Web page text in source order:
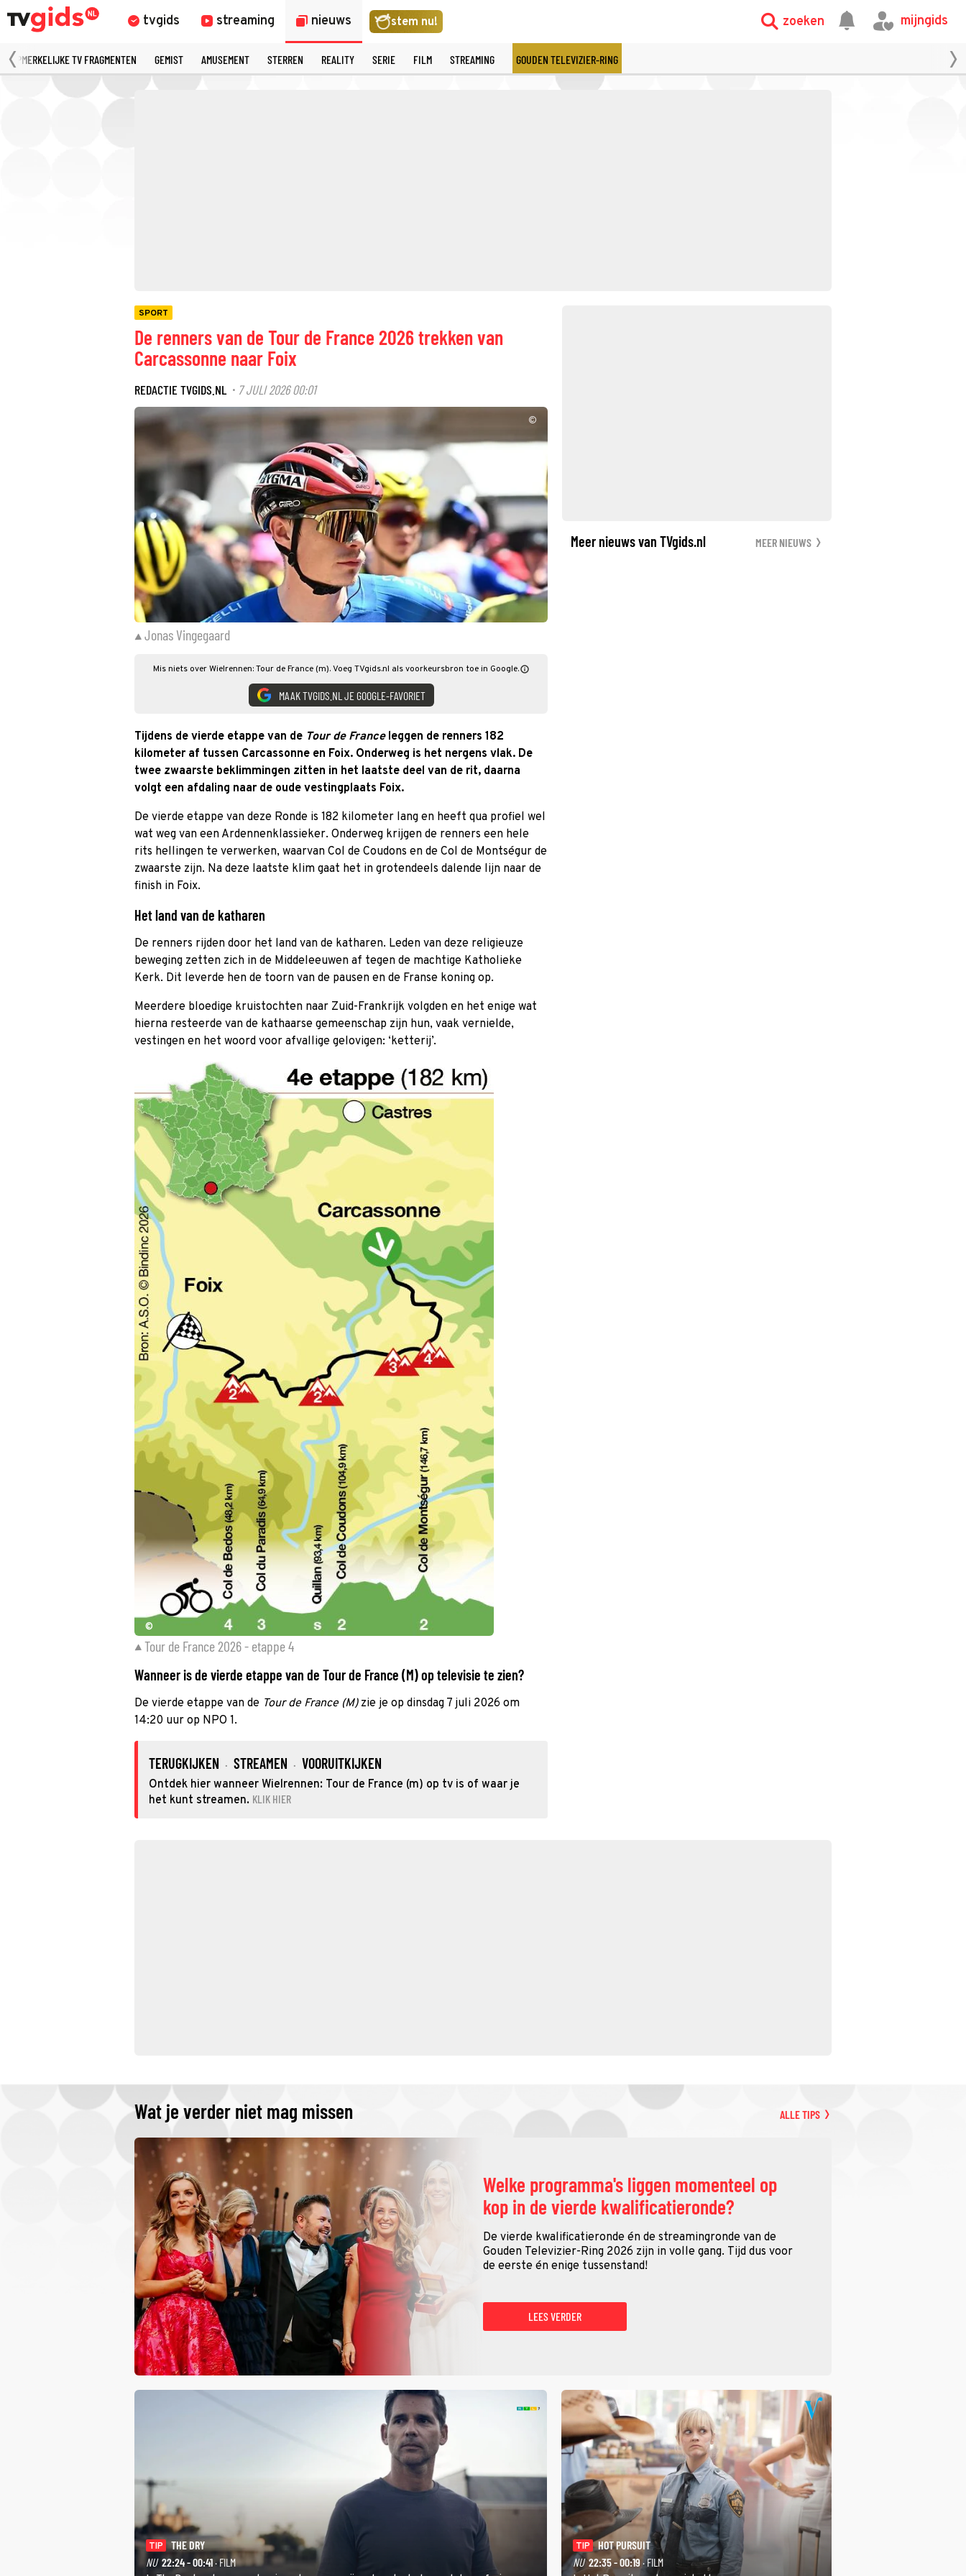
tvgids streaming nieuws stem nu! zoeken mijngids
OPMERKELIJKE TV FRAGMENTEN GEMIST AMUSEMENT STERREN REALITY SERIE FILM STREAMING GOUDEN TELEVIZIER-RING
SPORT
De renners van de Tour de France 2026 trekken van
Carcassonne naar Foix
REDACTIE TVGIDS.NL· 7 JULI 2026 00:01
©
Jonas Vingegaard
Mis niets over Wielrennen: Tour de France (m). Voeg TVgids.nl als voorkeursbron toe in Google.
MAAK TVGIDS.NL JE GOOGLE-FAVORIET
Tijdens de vierde etappe van de Tour de Franceleggen de renners 182
kilometer af tussen Carcassonne en Foix. Onderweg is het nergens vlak. De
twee zwaarste beklimmingen zitten in het laatste deel van de rit, daarna
volgt een afdaling naar de oude vestingplaats Foix.
De vierde etappe van deze Ronde is 182 kilometer lang en heeft qua profiel wel
wat weg van een Ardennenklassieker. Onderweg krijgen de renners een hele
rits hellingen te verwerken, waarvan Col de Coudons en de Col de Montségur de
zwaarste zijn. Na deze laatste klim gaat het in grotendeels dalende lijn naar de
finish in Foix.
Het land van de katharen
De renners rijden door het land van de katharen. Leden van deze religieuze
beweging zetten zich in de Middeleeuwen af tegen de machtige Katholieke
Kerk. Dit leverde hen de toorn van de pausen en de Franse koning op.
Meerdere bloedige kruistochten naar Zuid-Frankrijk volgden en het enige wat
hierna resteerde van de kathaarse gemeenschap zijn hun, vaak vernielde,
vestingen en het woord voor afvallige gelovigen: ‘ketterij’.
©
Tour de France 2026 - etappe 4
Wanneer is de vierde etappe van de Tour de France (M) op televisie te zien?
De vierde etappe van de Tour de France (M)zie je op dinsdag 7 juli 2026 om
14:20 uur op NPO 1.
TERUGKIJKEN · STREAMEN · VOORUITKIJKEN
Ontdek hier wanneer Wielrennen: Tour de France (m) op tv is of waar je
het kunt streamen. KLIK HIER
Meer nieuws van TVgids.nl MEER NIEUWS
Wat je verder niet mag missen ALLE TIPS
Welke programma's liggen momenteel op
kop in de vierde kwalificatieronde?
De vierde kwalificatieronde én de streamingronde van de
Gouden Televizier-Ring 2026 zijn in volle gang. Tijd dus voor
de eerste én enige tussenstand!
LEES VERDER
TIP
THE DRY
NU 22:24 - 00:41· FILM
TIP
HOT PURSUIT
NU 22:35 - 00:19· FILM